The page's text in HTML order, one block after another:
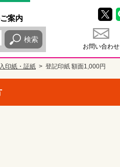
案内
検索
お問い合わせ
印紙・証紙 登記印紙 額面1,000円